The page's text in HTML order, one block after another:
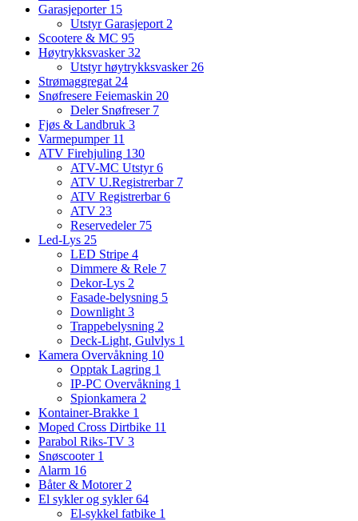
Garasjeporter 15
Utstyr Garasjeport 2
Scootere & MC 95
Høytrykksvasker32
Utstyr høytrykksvasker 26
Strømaggregat 24
Snøfresere Feiemaskin 20
Deler Snøfreser 7
Fjøs & Landbruk 3
Varmepumper 11
ATV Firehjuling 130
ATV-MC Utstyr6
ATV U.Registrerbar 7
ATV Registrerbar6
ATV 23
Reservedeler 75
Led-Lys 25
LED Stripe 4
Dimmere & Rele 7
Dekor-Lys 2
Fasade-belysning 5
Downlight 3
Trappebelysning 2
Deck-Light, Gulvlys 1
Kamera Overvåkning 10
Opptak Lagring 1
IP-PC Overvåkning 1
Spionkamera 2
Kontainer-Brakke 1
Moped Cross Dirtbike 11
Parabol Riks-TV 3
Snøscooter 1
Alarm 16
Båter & Motorer 2
El sykler og sykler64
El-sykkel fatbike 1